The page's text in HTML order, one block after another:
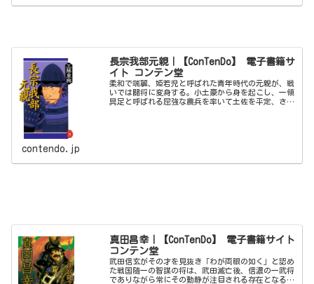
長宗我部元親｜【ConTenDo】 電子書籍サ
イト コンテン堂
柔和で端麗、姫若児と呼ばれた青年時代の元親が、戦
いでは闘将に変身する。小土豪から身を起こし、一領
具足と呼ばれる屈強な農兵を率いて土佐を平定、さら
contendo.jp
真田昌幸｜【ConTenDo】 電子書籍サイト
コンテン堂
武田信玄がその才を見抜き「わが両眼の如く」と認め
た戦国随一の智謀の将は、武田滅亡後、信濃の一武将
でありながら常にその動静が注目される存在となる。